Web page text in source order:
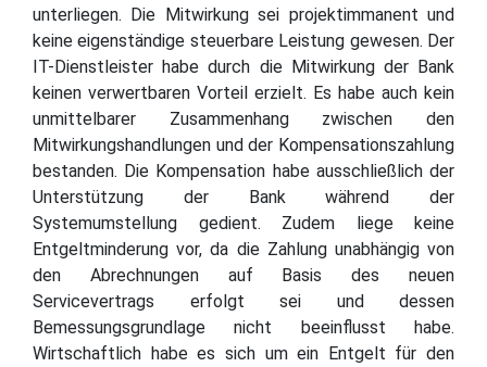
unterliegen. Die Mitwirkung sei projektimmanent und
keine eigenständige steuerbare Leistung gewesen. Der
IT-Dienstleister habe durch die Mitwirkung der Bank
keinen verwertbaren Vorteil erzielt. Es habe auch kein
unmittelbarer Zusammenhang zwischen den
Mitwirkungshandlungen und der Kompensationszahlung
bestanden. Die Kompensation habe ausschließlich der
Unterstützung der Bank während der
Systemumstellung gedient. Zudem liege keine
Entgeltminderung vor, da die Zahlung unabhängig von
den Abrechnungen auf Basis des neuen
Servicevertrags erfolgt sei und dessen
Bemessungsgrundlage nicht beeinflusst habe.
Wirtschaftlich habe es sich um ein Entgelt für den